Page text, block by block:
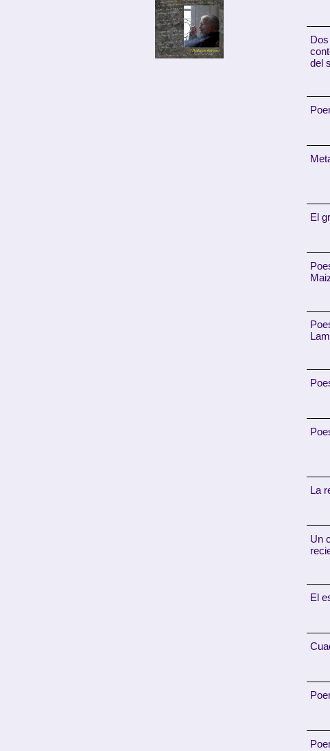
del
El
La
Un
El